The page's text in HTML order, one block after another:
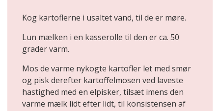
Kog kartoflerne i usaltet vand, til de er møre.
Lun mælken i en kasserolle til den er ca. 50
grader varm.
Mos de varme nykogte kartofler let med smør
og pisk derefter kartoffelmosen ved laveste
hastighed med en elpisker, tilsæt imens den
varme mælk lidt efter lidt, til konsistensen af